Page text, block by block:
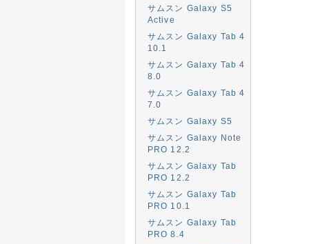
サムスン Galaxy S5
Active
サムスン Galaxy Tab 4
10.1
サムスン Galaxy Tab 4
8.0
サムスン Galaxy Tab 4
7.0
サムスン Galaxy S5
サムスン Galaxy Note
PRO 12.2
サムスン Galaxy Tab
PRO 12.2
サムスン Galaxy Tab
PRO 10.1
サムスン Galaxy Tab
PRO 8.4